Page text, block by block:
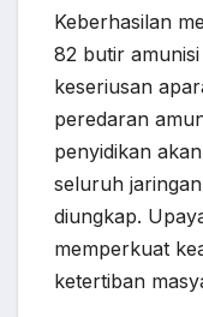
Keberhasilan
82 butir
keseriusan
peredaran
penyidikan
seluruh
diungkap.
memperkuat
ketertiban